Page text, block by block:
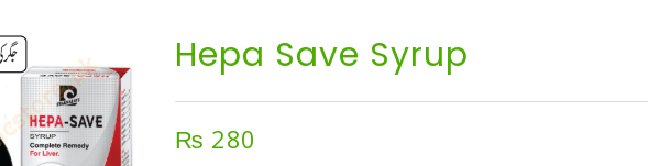
Hepa Save Syrup
₨ 280